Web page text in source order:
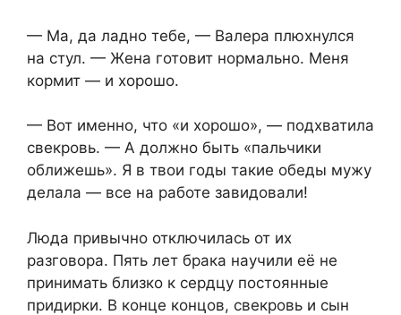
— Ма, да ладно тебе, — Валера плюхнулся
на стул. — Жена готовит нормально. Меня
кормит — и хорошо.
— Вот именно, что «и хорошо», — подхватила
свекровь. — А должно быть «пальчики
оближешь». Я в твои годы такие обеды мужу
делала — все на работе завидовали!
Люда привычно отключилась от их
разговора. Пять лет брака научили её не
принимать близко к сердцу постоянные
придирки. В конце концов, свекровь и сын